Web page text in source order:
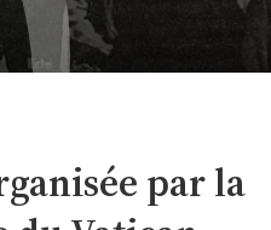
par la